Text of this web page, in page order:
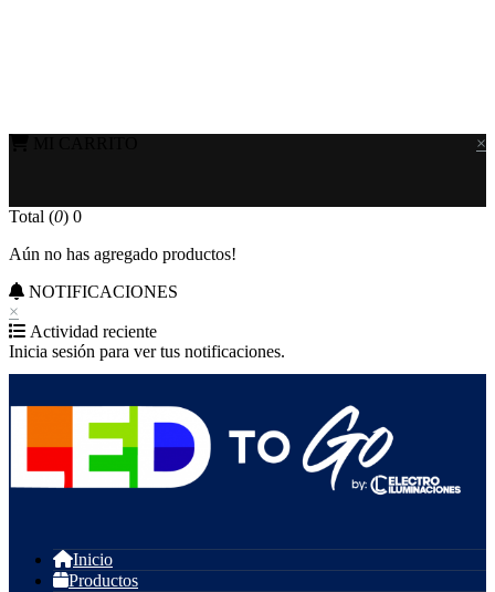
×
Total (0) 0
Aún no has agregado productos!
NOTIFICACIONES
×
Actividad reciente
Inicia sesión para ver tus notificaciones.
Inicio
Productos